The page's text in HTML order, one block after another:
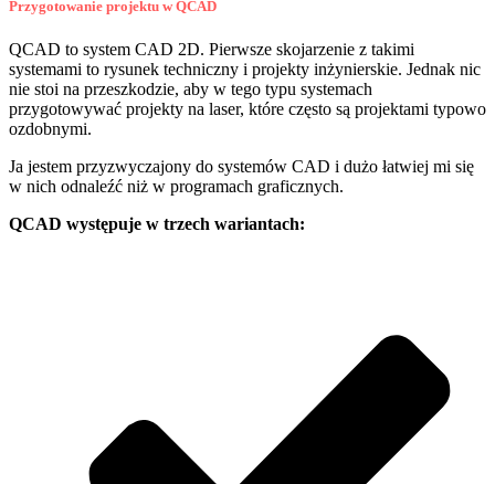
Przygotowanie projektu w QCAD
QCAD to system CAD 2D. Pierwsze skojarzenie z takimi
systemami to rysunek techniczny i projekty inżynierskie. Jednak nic
nie stoi na przeszkodzie, aby w tego typu systemach
przygotowywać projekty na laser, które często są projektami typowo
ozdobnymi.
Ja jestem przyzwyczajony do systemów CAD i dużo łatwiej mi się
w nich odnaleźć niż w programach graficznych.
QCAD występuje w trzech wariantach: